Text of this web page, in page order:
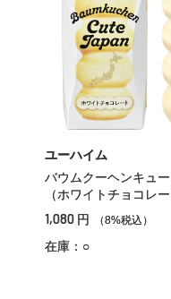
ユーハイム
バウムクーヘンキュ
（ホワイトチョコレー
1,080 円 （8%税込）
在庫：○